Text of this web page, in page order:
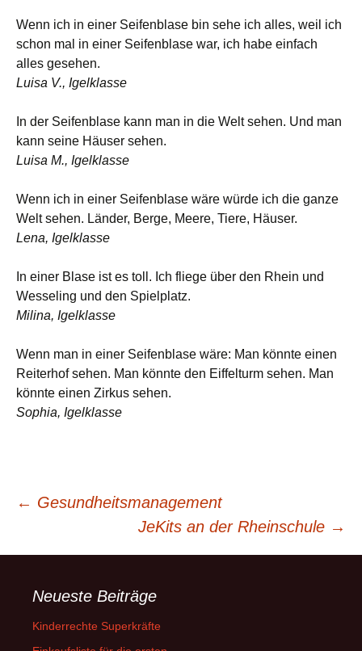
Wenn ich in einer Seifenblase bin sehe ich alles, weil ich
schon mal in einer Seifenblase war, ich habe einfach
alles gesehen.
Luisa V., Igelklasse
In der Seifenblase kann man in die Welt sehen. Und man
kann seine Häuser sehen.
Luisa M., Igelklasse
Wenn ich in einer Seifenblase wäre würde ich die ganze
Welt sehen. Länder, Berge, Meere, Tiere, Häuser.
Lena, Igelklasse
In einer Blase ist es toll. Ich fliege über den Rhein und
Wesseling und den Spielplatz.
Milina, Igelklasse
Wenn man in einer Seifenblase wäre: Man könnte einen
Reiterhof sehen. Man könnte den Eiffelturm sehen. Man
könnte einen Zirkus sehen.
Sophia, Igelklasse
Beitragsnavigation
← Gesundheitsmanagement
JeKits an der Rheinschule →
Neueste Beiträge
Kinderrechte Superkräfte